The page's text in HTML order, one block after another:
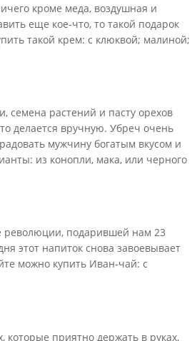
кроме меда, воздушная и
еще кое-что, то такой подарок
такой крем: с клюквой; малиной;
семена растений и пасту орехов
делается вручную. Убреч очень
мужчину богатым вкусом и
из конопли, мака, или черного
революции, подарившей нам 23
этот напиток снова завоевывает
можно купить Иван-чай: с
которые приятно держать в руках,